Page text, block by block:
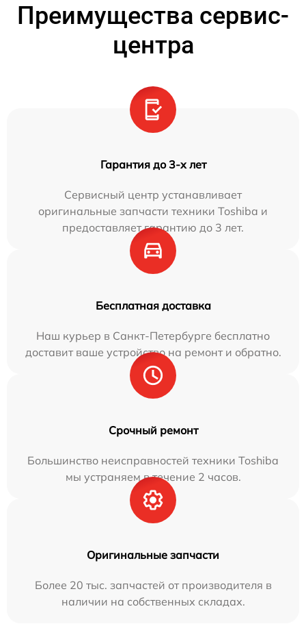
Преимущества сервис-
центра
Гарантия до 3-х лет
Сервисный центр устанавливает
оригинальные запчасти техники Toshiba и
предоставляет гарантию до 3 лет.
Бесплатная доставка
Наш курьер в Санкт-Петербурге бесплатно
доставит ваше устройство на ремонт и обратно.
Срочный ремонт
Большинство неисправностей техники Toshiba
мы устраняем в течение 2 часов.
Оригинальные запчасти
Более 20 тыс. запчастей от производителя в
наличии на собственных складах.